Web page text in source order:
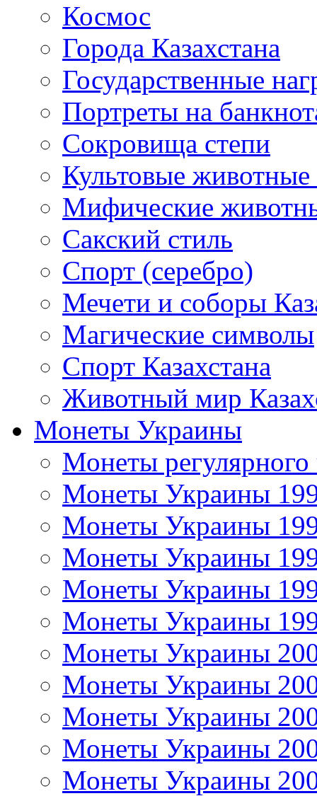
Космос
Города Казахстана
Государственные
Портреты на
Сокровища степи
Культовые
Мифические
Сакский стиль
Спорт (серебро)
Мечети и соборы
Магические символы
Спорт Казахстана
Животный мир
Монеты Украины
Монеты регулярного
Монеты Украины
Монеты Украины
Монеты Украины
Монеты Украины
Монеты Украины
Монеты Украины
Монеты Украины
Монеты Украины
Монеты Украины
Монеты Украины